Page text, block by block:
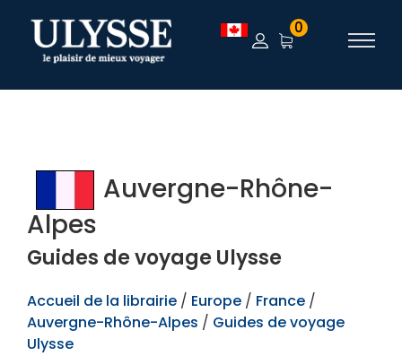
TEST 0
Auvergne-Rhône-
Alpes
Guides de voyage Ulysse
Accueil de la librairie / Europe / France /
Auvergne-Rhône-Alpes / Guides de voyage
Ulysse